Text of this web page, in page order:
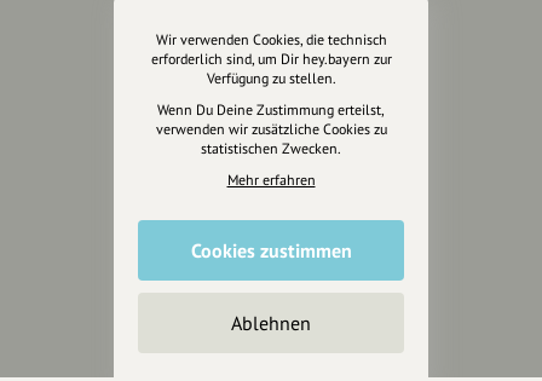
Wir können leider keine
Spendenquittung ausstellen.
Wir verwenden Cookies, die technisch
erforderlich sind, um Dir hey.bayern zur
Verfügung zu stellen.
Wenn Du Deine Zustimmung erteilst,
verwenden wir zusätzliche Cookies zu
statistischen Zwecken.
Mehr erfahren
Cookies zustimmen
Ablehnen